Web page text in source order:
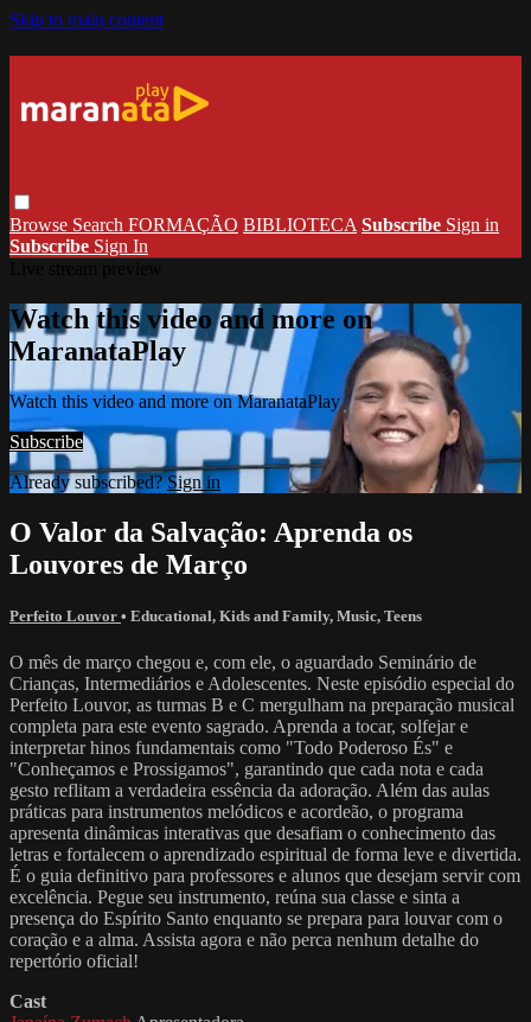
Skip to main content
Browse Search FORMAÇÃO BIBLIOTECA Subscribe Sign in
Subscribe Sign In
Watch this video and more on
MaranataPlay
Watch this video and more on MaranataPlay
Subscribe
Already subscribed?Sign in
O Valor da Salvação: Aprenda os
Louvores de Março
Perfeito Louvor • Educational, Kids and Family, Music, Teens
O mês de março chegou e, com ele, o aguardado Seminário de
Crianças, Intermediários e Adolescentes. Neste episódio especial do
Perfeito Louvor, as turmas B e C mergulham na preparação musical
completa para este evento sagrado. Aprenda a tocar, solfejar e
interpretar hinos fundamentais como "Todo Poderoso És" e
"Conheçamos e Prossigamos", garantindo que cada nota e cada
gesto reflitam a verdadeira essência da adoração. Além das aulas
práticas para instrumentos melódicos e acordeão, o programa
apresenta dinâmicas interativas que desafiam o conhecimento das
letras e fortalecem o aprendizado espiritual de forma leve e divertida.
É o guia definitivo para professores e alunos que desejam servir com
excelência. Pegue seu instrumento, reúna sua classe e sinta a
presença do Espírito Santo enquanto se prepara para louvar com o
coração e a alma. Assista agora e não perca nenhum detalhe do
repertório oficial!
Cast